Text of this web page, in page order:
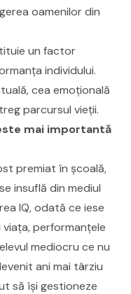
oamenilor din
un factor
individului.
cea emoțională
parcursul vieții.
mai importantă
premiat în școală,
insuflă din mediul
IQ, odată ce iese
performanțele
mediocru ce nu
ani mai târziu
să își gestioneze